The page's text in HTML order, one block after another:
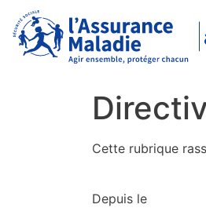
Cette rubrique
Depuis le